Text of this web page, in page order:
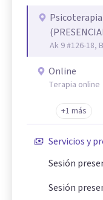
Ak 9 #126-18,
Online
Terapia online
+1 más
Servicios y
Sesión
Sesión